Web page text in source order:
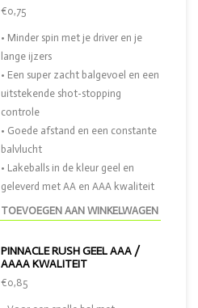
TOEVOEGEN AAN WINKELWAGEN
€0,75
• Minder spin met je driver en je
lange ijzers
• Een super zacht balgevoel en een
uitstekende shot-stopping
controle
• Goede afstand en een constante
balvlucht
• Lakeballs in de kleur geel en
geleverd met AA en AAA kwaliteit
PINNACLE RUSH GEEL AAA /
AAAA KWALITEIT
€0,85